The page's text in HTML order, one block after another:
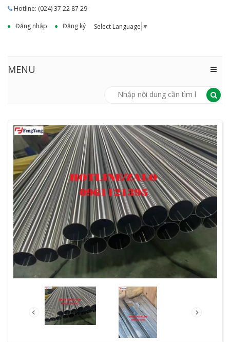
Hotline: (024) 37 22 87 29
Đăng nhập
Đăng ký Select Language ▼
MENU